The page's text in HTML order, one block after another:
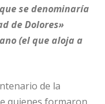
se denominaría
de Dolores»
(el que aloja a
de la